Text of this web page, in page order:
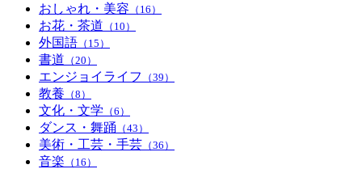
おしゃれ・美容 （16）
お花・茶道 （10）
外国語 （15）
書道 （20）
エンジョイライフ （39）
教養 （8）
文化・文学 （6）
ダンス・舞踊 （43）
美術・工芸・手芸 （36）
音楽 （16）